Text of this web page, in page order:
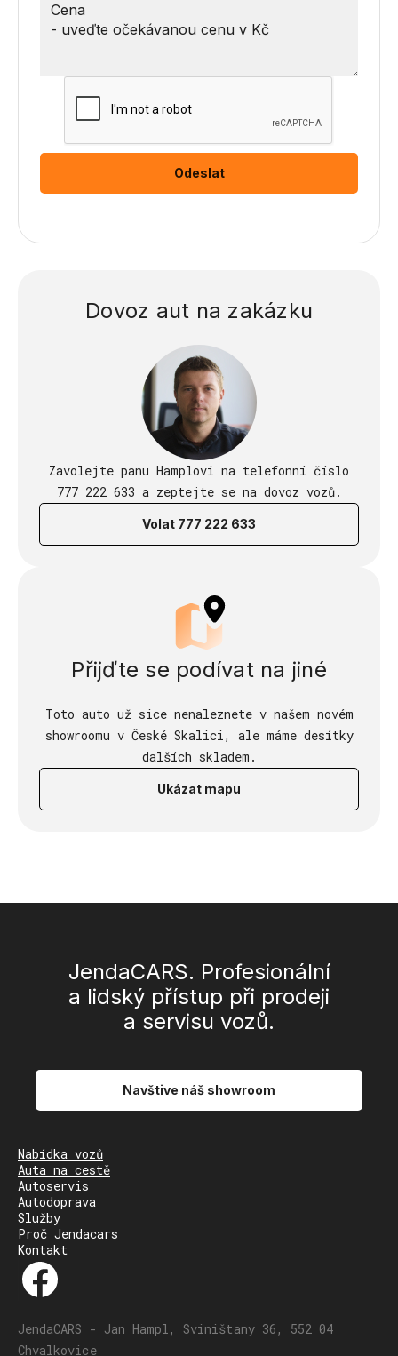
Dovoz aut na zakázku
Zavolejte panu Hamplovi na telefonní číslo
777 222 633 a zeptejte se na dovoz vozů.
Volat 777 222 633
Přijďte se podívat na jiné
Toto auto už sice nenaleznete v našem novém
showroomu v České Skalici, ale máme desítky
dalších skladem.
Ukázat mapu
JendaCARS. Profesionální
a lidský přístup při prodeji
a servisu vozů.
Navštive náš showroom
Nabídka vozů
Auta na cestě
Autoservis
Autodoprava
Služby
Proč Jendacars
Kontakt
JendaCARS - Jan Hampl, Sviništany 36, 552 04
Chvalkovice